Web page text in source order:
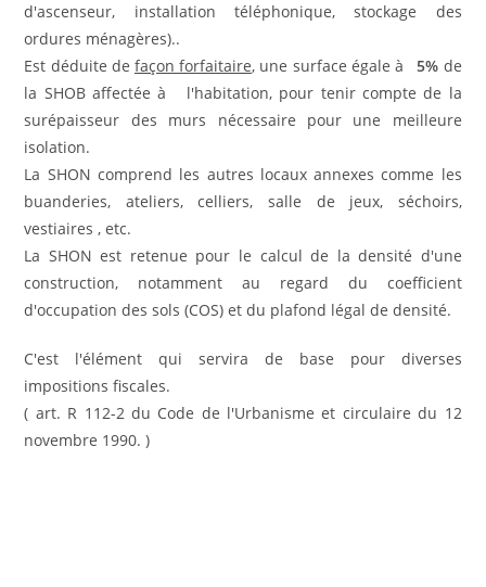
d'ascenseur, installation téléphonique, stockage des
ordures ménagères)..
Est déduite de façon forfaitaire, une surface égale à5% de
la SHOB affectée à l'habitation, pour tenir compte de la
surépaisseur des murs nécessaire pour une meilleure
isolation.
La SHON comprend les autres locaux annexes comme les
buanderies, ateliers, celliers, salle de jeux, séchoirs,
vestiaires , etc.
La SHON est retenue pour le calcul de la densité d'une
construction, notamment au regard du coefficient
d'occupation des sols (COS) et du plafond légal de densité.
C'est l'élément qui servira de base pour diverses
impositions fiscales.
( art. R 112-2 du Code de l'Urbanisme et circulaire du 12
novembre 1990. )